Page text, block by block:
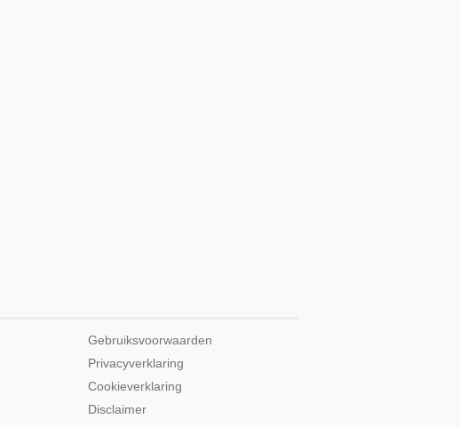
Gebruiksvoorwaarden
Privacyverklaring
Cookieverklaring
Disclaimer